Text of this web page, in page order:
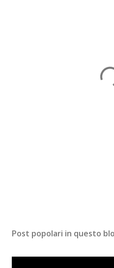
Post popolari in questo